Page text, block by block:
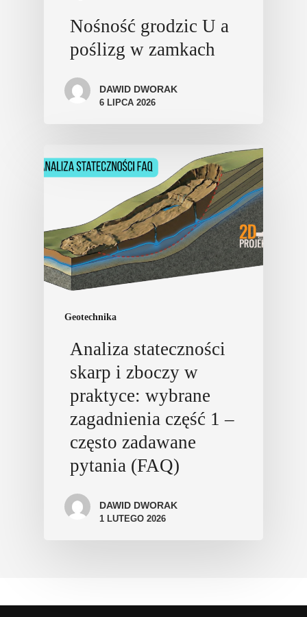
Nośność grodzic U a
poślizg w zamkach
DAWID DWORAK
6 LIPCA 2026
Geotechnika
Analiza stateczności
skarp i zboczy w
praktyce: wybrane
zagadnienia część 1 –
często zadawane
pytania (FAQ)
DAWID DWORAK
1 LUTEGO 2026